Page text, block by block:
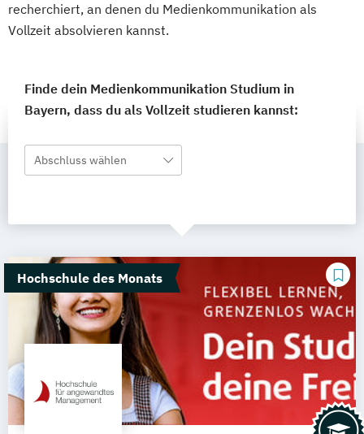
recherchiert, an denen du Medienkommunikation als
Vollzeit absolvieren kannst.
Finde dein Medienkommunikation Studium in
Bayern, dass du als Vollzeit studieren kannst:
Abschluss wählen
Hochschule des Monats